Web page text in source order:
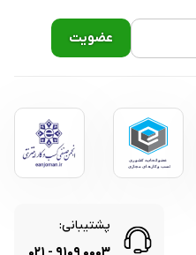
پشتیبانی: